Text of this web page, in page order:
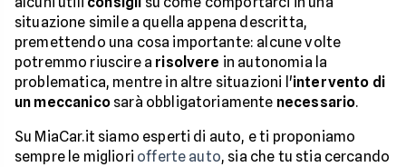
situazione simile a quella appena descritta,
premettendo una cosa importante: alcune volte
potremmo riuscire a risolvere in autonomia la
problematica, mentre in altre situazioni l'intervento di
un meccanicosarà obbligatoriamente necessario.
Su MiaCar.it siamo esperti di auto, e ti proponiamo
sempre le migliori offerte auto, sia che tu stia cercando